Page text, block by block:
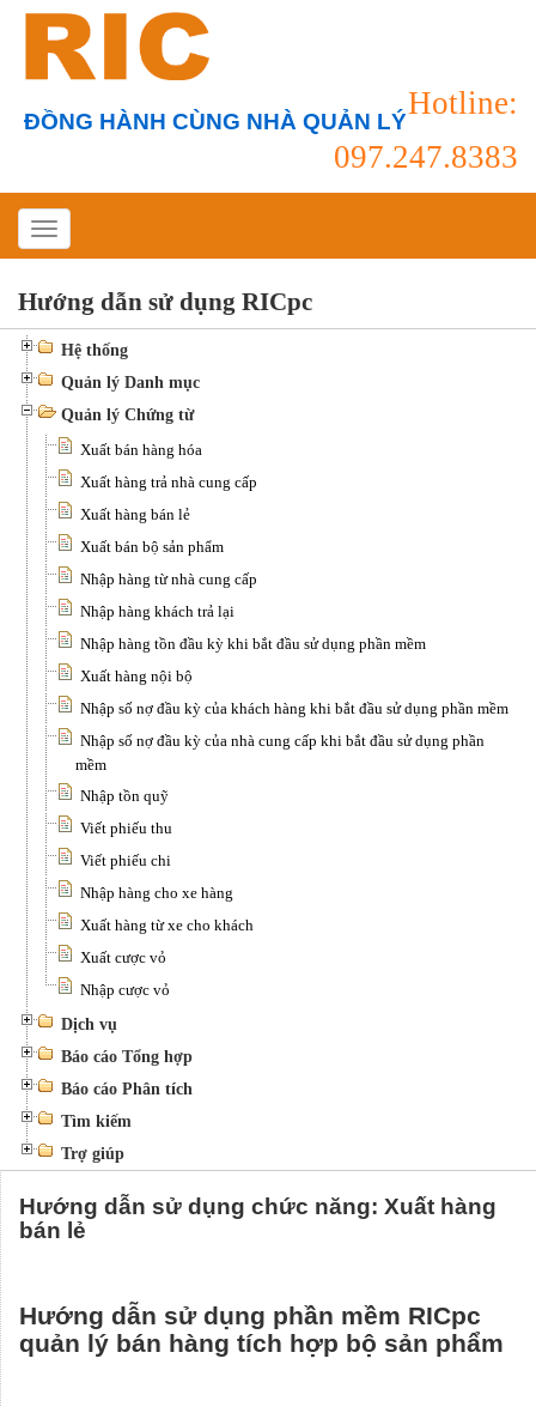
ĐỒNG HÀNH CÙNG NHÀ QUẢN LÝ
Hotline:
097.247.8383
Hướng dẫn sử dụng RICpc
Hệ thống
Quản lý Danh mục
Quản lý Chứng từ
Xuất bán hàng hóa
Xuất hàng trả nhà cung cấp
Xuất hàng bán lẻ
Xuất bán bộ sản phẩm
Nhập hàng từ nhà cung cấp
Nhập hàng khách trả lại
Nhập hàng tồn đầu kỳ khi bắt đầu sử dụng phần mềm
Xuất hàng nội bộ
Nhập số nợ đầu kỳ của khách hàng khi bắt đầu sử dụng phần mềm
Nhập số nợ đầu kỳ của nhà cung cấp khi bắt đầu sử dụng phần
mềm
Nhập tồn quỹ
Viết phiếu thu
Viết phiếu chi
Nhập hàng cho xe hàng
Xuất hàng từ xe cho khách
Xuất cược vỏ
Nhập cược vỏ
Dịch vụ
Báo cáo Tổng hợp
Báo cáo Phân tích
Tìm kiếm
Trợ giúp
Hướng dẫn sử dụng chức năng: Xuất hàng
bán lẻ
Hướng dẫn sử dụng phần mềm RICpc
quản lý bán hàng tích hợp bộ sản phẩm